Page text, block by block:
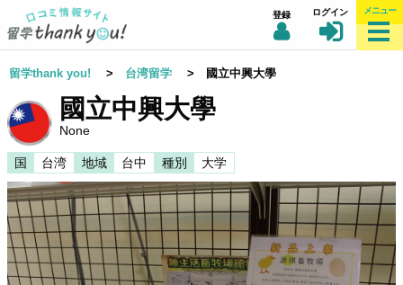
登録 ログイン メニュー
留学thank you! > 台湾留学 > 國立中興大學
國立中興大學
None
国 台湾 地域 台中 種別 大学